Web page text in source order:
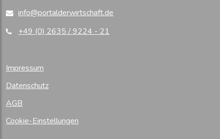
info@portalderwirtschaft.de
+49 (0) 2635 / 9224 - 21
Impressum
Datenschutz
AGB
Cookie-Einstellungen